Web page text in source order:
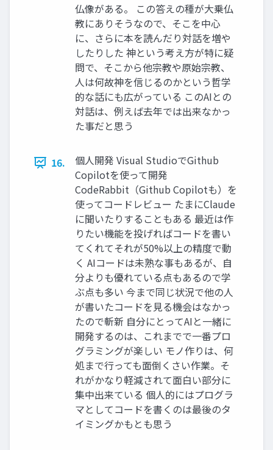
仏像がある。 この答えの種が大乗仏
教にありそうなので、そこを中心
に、さらに本を読んだり対話を増や
したりした 神という考え方が特に疑
問で、そこから他宗教や原始宗教、
人は何故神を信じるのかという哲学
的な話にも広がっている このAIとの
対話は、例えば去年では出来なかっ
た事だと思う
16.
個人開発 Visual StudioでGithub
Copilotを使って開発
CodeRabbit（Github Copilotも）を
使ってコードレビュー たまにClaude
に聞いたりすることもある 最近は作
りたい機能を投げればコードを書い
てくれてそれが50%以上の精度で動
く AIコードは未熟な事もあるが、自
分よりも優れている点もあるので学
ぶ点も多い 今まで同じ状況で他の人
が書いたコードを見る機会はなかっ
たので斬新 自分にとってAIと一緒に
開発するのは、これまでで一番プロ
グラミングが楽しい モノ作りは、何
処まで行っても面倒くさい作業。そ
れがかなり軽減されて面白い部分に
集中出来ている 個人的にはプログラ
マとしてコードを書くのは最後のタ
イミングかもとも思う